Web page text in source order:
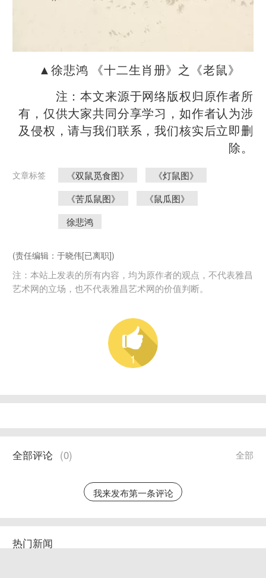
​▲徐悲鸿 《十二生肖册》之《老鼠》
注：本文来源于网络版权归原作者所
有，仅供大家共同分享学习，如作者认为涉
及侵权，请与我们联系，我们核实后立即删
除。
文章标签 《双鼠觅食图》
《灯鼠图》
《苦瓜鼠图》
《鼠瓜图》
徐悲鸿
(责任编辑：于晓伟[已离职])
注：本站上发表的所有内容，均为原作者的观点，不代表雅昌
艺术网的立场，也不代表雅昌艺术网的价值判断。
1
全部
全部评论 (0)
我来发布第一条评论
热门新闻